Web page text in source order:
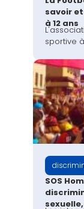
savoir
à 12 ans
sportive
SOS